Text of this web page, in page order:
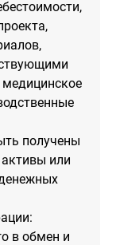
получены
или
в обмен и